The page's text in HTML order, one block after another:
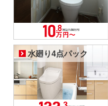
水廻り4点パック